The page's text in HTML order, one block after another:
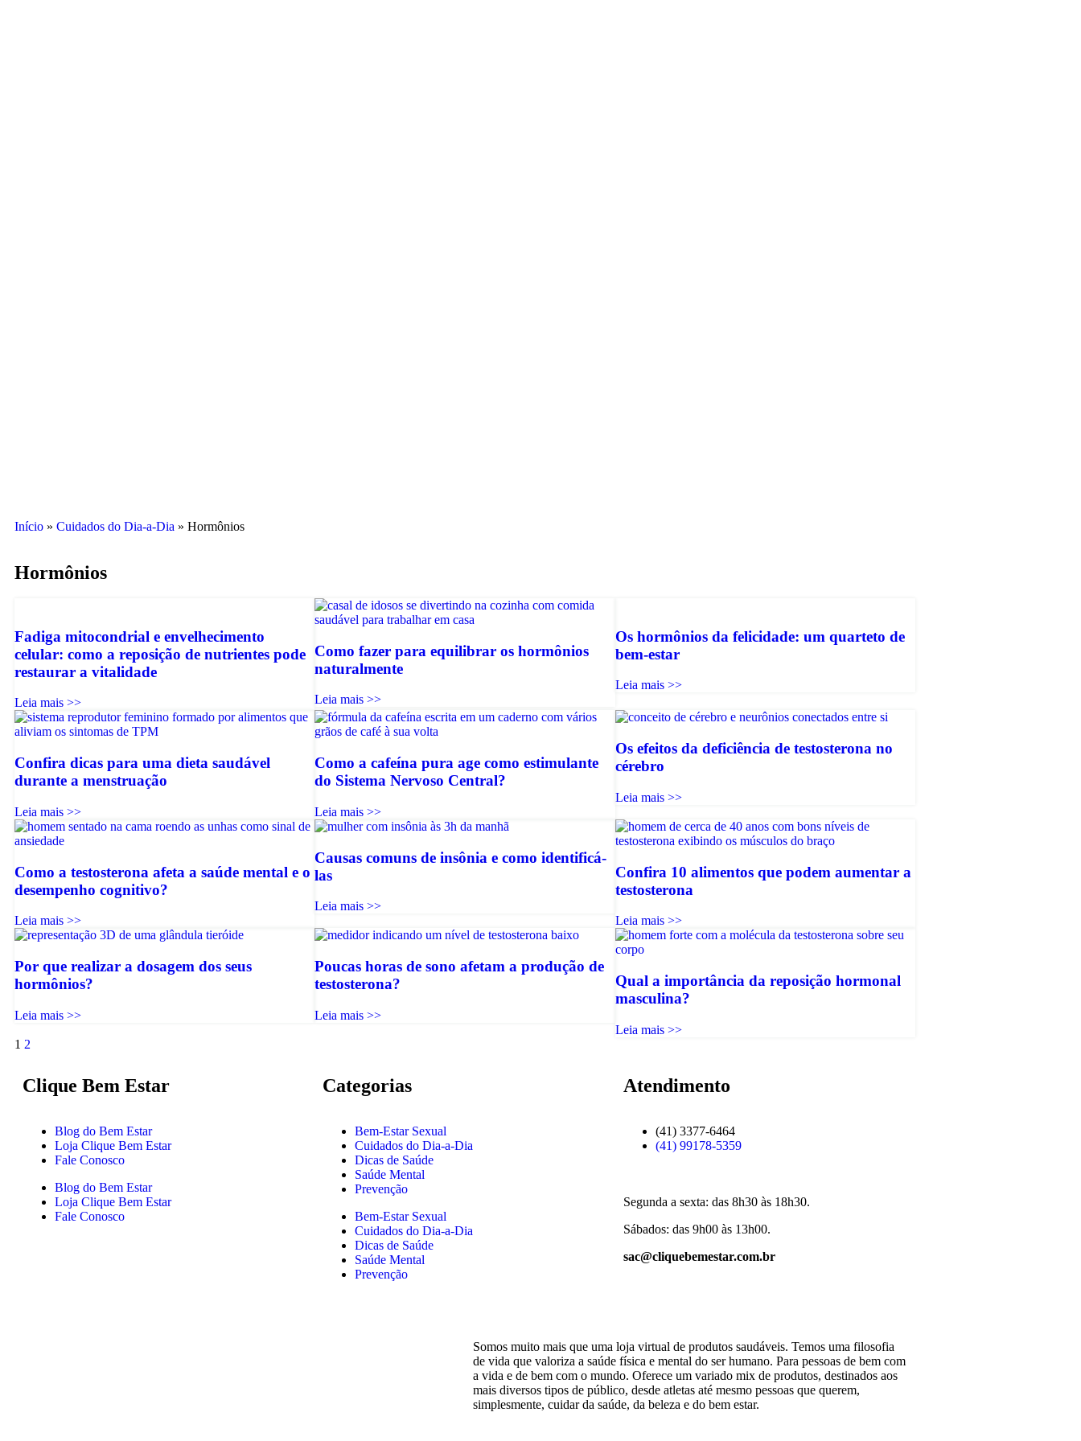
Início » Cuidados do Dia-a-Dia » Hormônios
Hormônios
Fadiga mitocondrial e envelhecimento
celular: como a reposição de nutrientes pode
restaurar a vitalidade
Leia mais >>
Como fazer para equilibrar os hormônios
naturalmente
Leia mais >>
Os hormônios da felicidade: um quarteto de
bem-estar
Leia mais >>
Confira dicas para uma dieta saudável
durante a menstruação
Leia mais >>
Como a cafeína pura age como estimulante
do Sistema Nervoso Central?
Leia mais >>
Os efeitos da deficiência de testosterona no
cérebro
Leia mais >>
Como a testosterona afeta a saúde mental e o
desempenho cognitivo?
Leia mais >>
Causas comuns de insônia e como identificá-
las
Leia mais >>
Confira 10 alimentos que podem aumentar a
testosterona
Leia mais >>
Por que realizar a dosagem dos seus
hormônios?
Leia mais >>
Poucas horas de sono afetam a produção de
testosterona?
Leia mais >>
Qual a importância da reposição hormonal
masculina?
Leia mais >>
1 2
Clique Bem Estar
Blog do Bem Estar
Loja Clique Bem Estar
Fale Conosco
Blog do Bem Estar
Loja Clique Bem Estar
Fale Conosco
Categorias
Bem-Estar Sexual
Cuidados do Dia-a-Dia
Dicas de Saúde
Saúde Mental
Prevenção
Bem-Estar Sexual
Cuidados do Dia-a-Dia
Dicas de Saúde
Saúde Mental
Prevenção
Atendimento
(41) 3377-6464
(41) 99178-5359
Segunda a sexta: das 8h30 às 18h30.
Sábados: das 9h00 às 13h00.
sac@cliquebemestar.com.br
Somos muito mais que uma loja virtual de produtos saudáveis. Temos uma filosofia
de vida que valoriza a saúde física e mental do ser humano. Para pessoas de bem com
a vida e de bem com o mundo. Oferece um variado mix de produtos, destinados aos
mais diversos tipos de público, desde atletas até mesmo pessoas que querem,
simplesmente, cuidar da saúde, da beleza e do bem estar.